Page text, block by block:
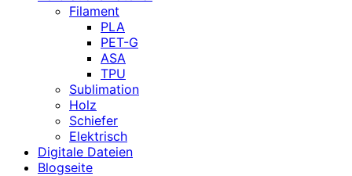
Filament
PLA
PET-G
ASA
TPU
Sublimation
Holz
Schiefer
Elektrisch
Digitale Dateien
Blogseite